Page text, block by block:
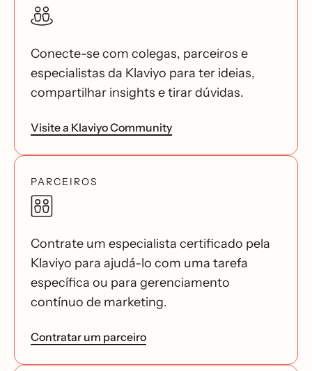
Conecte-se com colegas, parceiros e
especialistas da Klaviyo para ter ideias,
compartilhar insights e tirar dúvidas.
Visite a Klaviyo Community
PARCEIROS
Contrate um especialista certificado pela
Klaviyo para ajudá-lo com uma tarefa
específica ou para gerenciamento
contínuo de marketing.
Contratar um parceiro